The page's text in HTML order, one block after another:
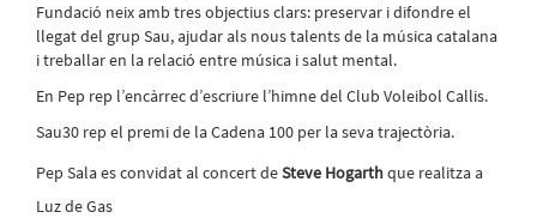
Fundació neix amb tres objectius clars: preservar i difondre el
llegat del grup Sau, ajudar als nous talents de la música catalana
i treballar en la relació entre música i salut mental.
En Pep rep l’encàrrec d’escriure l’himne del Club Voleibol Callis.
Sau30 rep el premi de la Cadena 100 per la seva trajectòria.
Pep Sala es convidat al concert deSteve Hogarthque realitza a
Luz de Gas